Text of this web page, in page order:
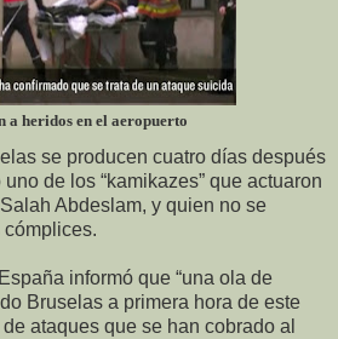
a heridos en el aeropuerto
se producen cuatro días después
de los “kamikazes” que actuaron
Abdeslam, y quien no se
cómplices.
informó que “una ola de
Bruselas a primera hora de este
ataques que se han cobrado al